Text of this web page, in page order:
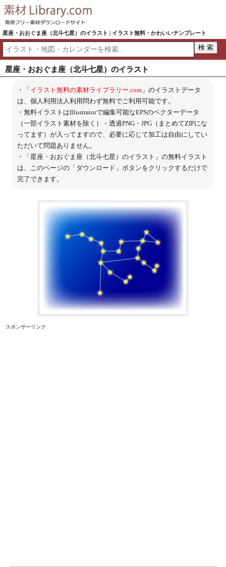
星座・おおぐま座（北斗七星）のイラスト | イラスト無料・かわいいテンプレート
星座・おおぐま座（北斗七星）のイラスト
・「イラスト無料の素材ライブラリー.com」のイラストデータ
は、個人利用法人利用問わず無料でご利用可能です。
・無料イラストはIllustratorで編集可能なEPSのベクターデータ
（一部イラスト素材を除く）・透過PNG・JPG（まとめてZIPにな
ってます）が入ってますので、必要に応じて加工は自由にしてい
ただいて問題ありません。
・「星座・おおぐま座（北斗七星）のイラスト」の無料イラスト
は、このページの「ダウンロード」ボタンをクリックするだけで
完了できます。
スポンサーリンク